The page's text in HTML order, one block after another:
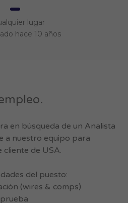
lugar
hace 10 años
en búsqueda de un Analista
a nuestro equipo para
de USA.
del puesto:
(wires & comps)